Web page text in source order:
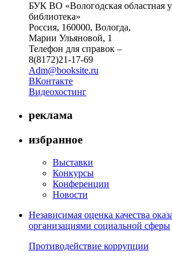
БУК ВО «Вологодская областная
библиотека»
Россия, 160000, Вологда,
Марии Ульяновой, 1
Телефон для справок –
8(8172)21-17-69
Adm@booksite.ru
ВКонтакте
Видеохостинг
реклама
избранное
Выставки
Конкурсы
Конференции
Новости
Независимая оценка качества
организациями социальной сферы
Противодействие коррупции